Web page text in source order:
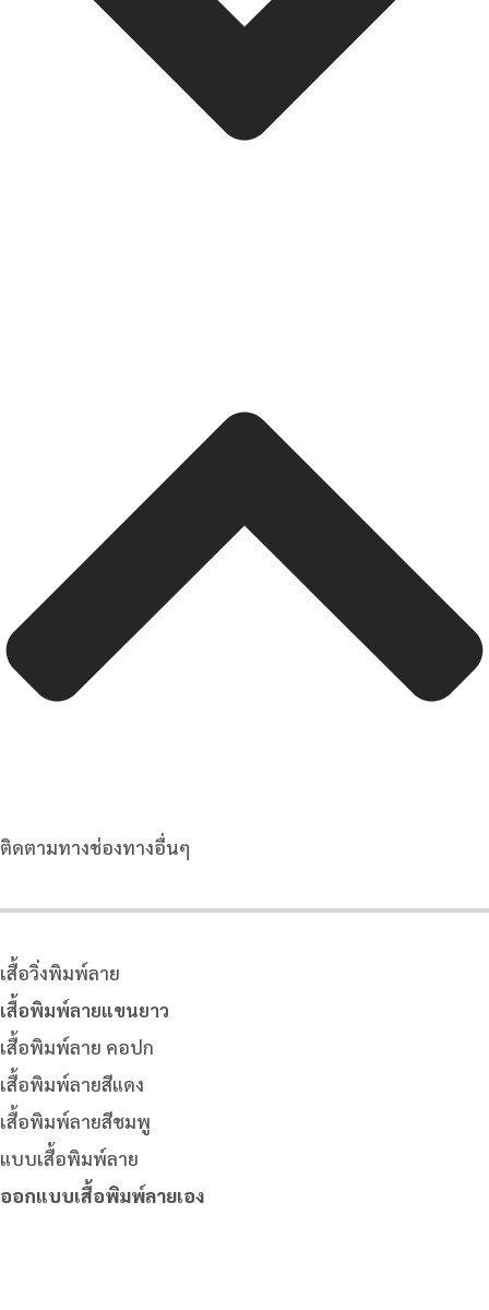
ติดตามทางช่องทางอื่นๆ
เสื้อวิ่งพิมพ์ลาย
เสื้อพิมพ์ลายแขนยาว
เสื้อพิมพ์ลาย คอปก
เสื้อพิมพ์ลายสีแดง
เสื้อพิมพ์ลายสีชมพู
แบบเสื้อพิมพ์ลาย
ออกแบบเสื้อพิมพ์ลายเอง